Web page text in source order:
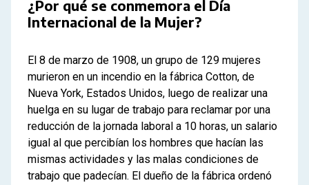
¿Por qué se conmemora el Día
Internacional de la Mujer?
El 8 de marzo de 1908, un grupo de 129 mujeres
murieron en un incendio en la fábrica Cotton, de
Nueva York, Estados Unidos, luego de realizar una
huelga en su lugar de trabajo para reclamar por una
reducción de la jornada laboral a 10 horas, un salario
igual al que percibían los hombres que hacían las
mismas actividades y las malas condiciones de
trabajo que padecían. El dueño de la fábrica ordenó